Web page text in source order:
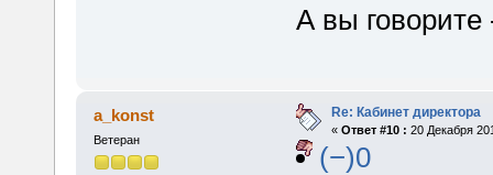
А вы
a_konst
Ветеран
Re: Кабинет директора
« Ответ #10 : 20 Декабря
(−)0